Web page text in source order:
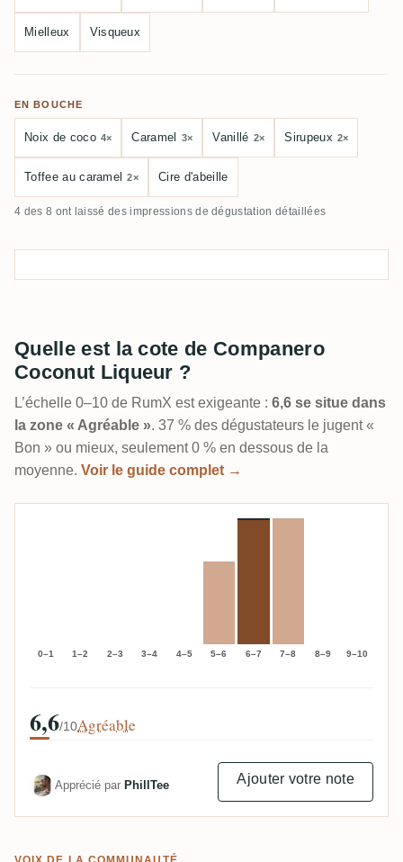
Mielleux Visqueux
EN BOUCHE
Noix de coco 4× Caramel 3× Vanillé 2× Sirupeux 2×
Toffee au caramel 2× Cire d'abeille
4 des 8 ont laissé des impressions de dégustation détaillées
Quelle est la cote de Companero
Coconut Liqueur ?
L’échelle 0–10 de RumX est exigeante : 6,6 se situe dans
la zone « Agréable ». 37 % des dégustateurs le jugent «
Bon » ou mieux, seulement 0 % en dessous de la
moyenne. Voir le guide complet →
0–1 1–2 2–3 3–4 4–5 5–6 6–7 7–8 8–9 9–10
6,6/10Agréable
Apprécié par PhillTee Ajouter votre note